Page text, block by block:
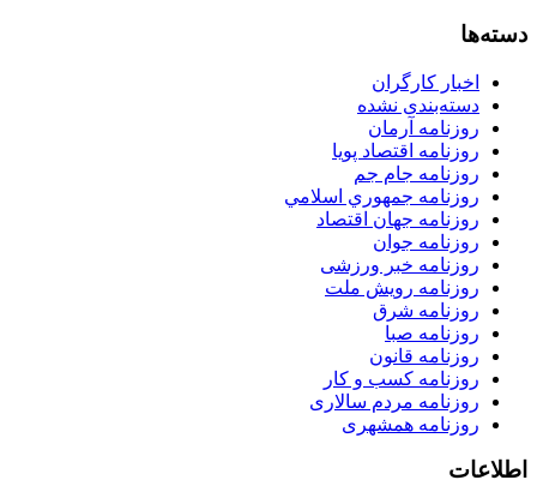
دسته‌ها
اخبار کارگران
دسته‌بندی نشده
روزنامه آرمان
روزنامه اقتصاد پویا
روزنامه جام جم
روزنامه جمهوري اسلامي
روزنامه جهان اقتصاد
روزنامه جوان
روزنامه خبر ورزشى
روزنامه رویش ملت
روزنامه شرق
روزنامه صبا
روزنامه قانون
روزنامه كسب و كار
روزنامه مردم سالاری
روزنامه همشهری
اطلاعات